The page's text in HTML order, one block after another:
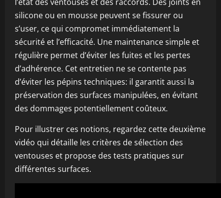
silicone ou en mousse peuvent se fissurer ou
s’user, ce qui compromet immédiatement la
sécurité et l’efficacité. Une maintenance simple et
régulière permet d’éviter les fuites et les pertes
d’adhérence. Cet entretien ne se contente pas
d’éviter les pépins techniques: il garantit aussi la
préservation des surfaces manipulées, en évitant
des dommages potentiellement coûteux.
Pour illustrer ces notions, regardez cette deuxième
vidéo qui détaille les critères de sélection des
ventouses et propose des tests pratiques sur
différentes surfaces.